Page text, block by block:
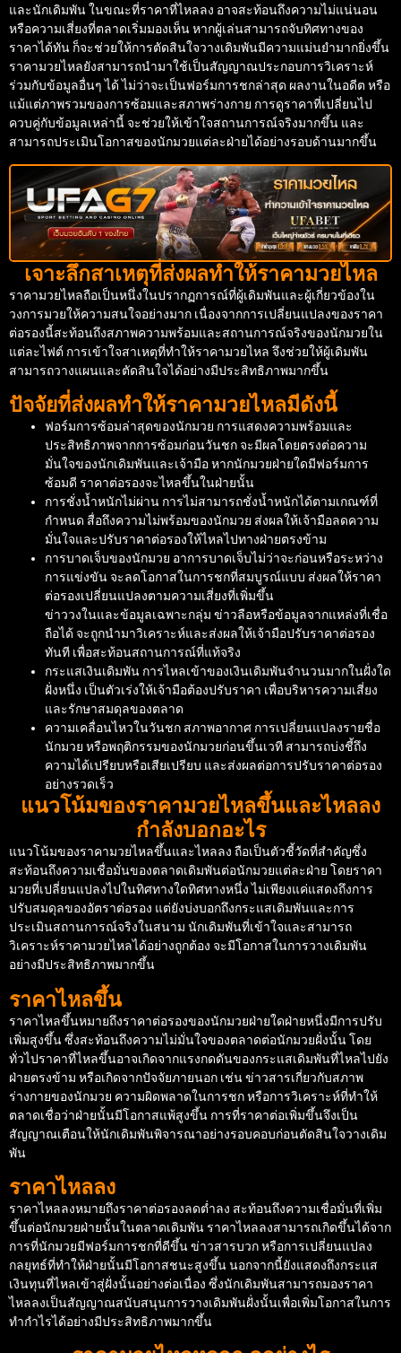
และนักเดิมพัน ในขณะที่ราคาที่ไหลลง อาจสะท้อนถึงความไม่แน่นอน
หรือความเสี่ยงที่ตลาดเริ่มมองเห็น หากผู้เล่นสามารถจับทิศทางของ
ราคาได้ทัน ก็จะช่วยให้การตัดสินใจวางเดิมพันมีความแม่นยำมากยิ่งขึ้น
ราคามวยไหลยังสามารถนำมาใช้เป็นสัญญาณประกอบการวิเคราะห์
ร่วมกับข้อมูลอื่นๆ ได้ ไม่ว่าจะเป็นฟอร์มการชกล่าสุด ผลงานในอดีต หรือ
แม้แต่ภาพรวมของการซ้อมและสภาพร่างกาย การดูราคาที่เปลี่ยนไป
ควบคู่กับข้อมูลเหล่านี้ จะช่วยให้เข้าใจสถานการณ์จริงมากขึ้น และ
สามารถประเมินโอกาสของนักมวยแต่ละฝ่ายได้อย่างรอบด้านมากขึ้น
เจาะลึกสาเหตุที่ส่งผลทำให้ราคามวยไหล
ราคามวยไหลถือเป็นหนึ่งในปรากฏการณ์ที่ผู้เดิมพันและผู้เกี่ยวข้องใน
วงการมวยให้ความสนใจอย่างมาก เนื่องจากการเปลี่ยนแปลงของราคา
ต่อรองนี้สะท้อนถึงสภาพความพร้อมและสถานการณ์จริงของนักมวยใน
แต่ละไฟต์ การเข้าใจสาเหตุที่ทำให้ราคามวยไหล จึงช่วยให้ผู้เดิมพัน
สามารถวางแผนและตัดสินใจได้อย่างมีประสิทธิภาพมากขึ้น
ปัจจัยที่ส่งผลทำให้ราคามวยไหลมีดังนี้
ฟอร์มการซ้อมล่าสุดของนักมวย การแสดงความพร้อมและ
ประสิทธิภาพจากการซ้อมก่อนวันชก จะมีผลโดยตรงต่อความ
มั่นใจของนักเดิมพันและเจ้ามือ หากนักมวยฝ่ายใดมีฟอร์มการ
ซ้อมดี ราคาต่อรองจะไหลขึ้นในฝ่ายนั้น
การชั่งน้ำหนักไม่ผ่าน การไม่สามารถชั่งน้ำหนักได้ตามเกณฑ์ที่
กำหนด สื่อถึงความไม่พร้อมของนักมวย ส่งผลให้เจ้ามือลดความ
มั่นใจและปรับราคาต่อรองให้ไหลไปทางฝ่ายตรงข้าม
การบาดเจ็บของนักมวย อาการบาดเจ็บไม่ว่าจะก่อนหรือระหว่าง
การแข่งขัน จะลดโอกาสในการชกที่สมบูรณ์แบบ ส่งผลให้ราคา
ต่อรองเปลี่ยนแปลงตามความเสี่ยงที่เพิ่มขึ้น
ข่าววงในและข้อมูลเฉพาะกลุ่ม ข่าวลือหรือข้อมูลจากแหล่งที่เชื่อ
ถือได้ จะถูกนำมาวิเคราะห์และส่งผลให้เจ้ามือปรับราคาต่อรอง
ทันที เพื่อสะท้อนสถานการณ์ที่แท้จริง
กระแสเงินเดิมพัน การไหลเข้าของเงินเดิมพันจำนวนมากในฝั่งใด
ฝั่งหนึ่ง เป็นตัวเร่งให้เจ้ามือต้องปรับราคา เพื่อบริหารความเสี่ยง
และรักษาสมดุลของตลาด
ความเคลื่อนไหวในวันชก สภาพอากาศ การเปลี่ยนแปลงรายชื่อ
นักมวย หรือพฤติกรรมของนักมวยก่อนขึ้นเวที สามารถบ่งชี้ถึง
ความได้เปรียบหรือเสียเปรียบ และส่งผลต่อการปรับราคาต่อรอง
อย่างรวดเร็ว
แนวโน้มของราคามวยไหลขึ้นและไหลลง
กำลังบอกอะไร
แนวโน้มของราคามวยไหลขึ้นและไหลลง ถือเป็นตัวชี้วัดที่สำคัญซึ่ง
สะท้อนถึงความเชื่อมั่นของตลาดเดิมพันต่อนักมวยแต่ละฝ่าย โดยราคา
มวยที่เปลี่ยนแปลงไปในทิศทางใดทิศทางหนึ่ง ไม่เพียงแค่แสดงถึงการ
ปรับสมดุลของอัตราต่อรอง แต่ยังบ่งบอกถึงกระแสเดิมพันและการ
ประเมินสถานการณ์จริงในสนาม นักเดิมพันที่เข้าใจและสามารถ
วิเคราะห์ราคามวยไหลได้อย่างถูกต้อง จะมีโอกาสในการวางเดิมพัน
อย่างมีประสิทธิภาพมากขึ้น
ราคาไหลขึ้น
ราคาไหลขึ้นหมายถึงราคาต่อรองของนักมวยฝ่ายใดฝ่ายหนึ่งมีการปรับ
เพิ่มสูงขึ้น ซึ่งสะท้อนถึงความไม่มั่นใจของตลาดต่อนักมวยฝั่งนั้น โดย
ทั่วไปราคาที่ไหลขึ้นอาจเกิดจากแรงกดดันของกระแสเดิมพันที่ไหลไปยัง
ฝ่ายตรงข้าม หรือเกิดจากปัจจัยภายนอก เช่น ข่าวสารเกี่ยวกับสภาพ
ร่างกายของนักมวย ความผิดพลาดในการชก หรือการวิเคราะห์ที่ทำให้
ตลาดเชื่อว่าฝ่ายนั้นมีโอกาสแพ้สูงขึ้น การที่ราคาต่อเพิ่มขึ้นจึงเป็น
สัญญาณเตือนให้นักเดิมพันพิจารณาอย่างรอบคอบก่อนตัดสินใจวางเดิม
พัน
ราคาไหลลง
ราคาไหลลงหมายถึงราคาต่อรองลดต่ำลง สะท้อนถึงความเชื่อมั่นที่เพิ่ม
ขึ้นต่อนักมวยฝ่ายนั้นในตลาดเดิมพัน ราคาไหลลงสามารถเกิดขึ้นได้จาก
การที่นักมวยมีฟอร์มการชกที่ดีขึ้น ข่าวสารบวก หรือการเปลี่ยนแปลง
กลยุทธ์ที่ทำให้ฝ่ายนั้นมีโอกาสชนะสูงขึ้น นอกจากนี้ยังแสดงถึงกระแส
เงินทุนที่ไหลเข้าสู่ฝั่งนั้นอย่างต่อเนื่อง ซึ่งนักเดิมพันสามารถมองราคา
ไหลลงเป็นสัญญาณสนับสนุนการวางเดิมพันฝั่งนั้นเพื่อเพิ่มโอกาสในการ
ทำกำไรได้อย่างมีประสิทธิภาพมากขึ้น